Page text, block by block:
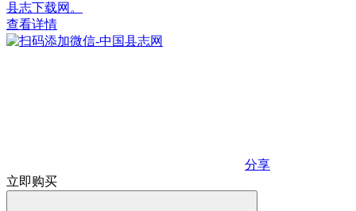
县志下载网。
查看详情
分享
立即购买